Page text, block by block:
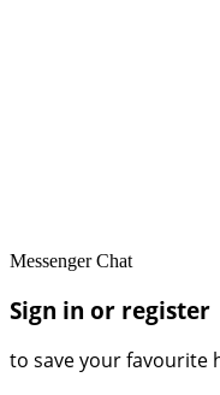
Messenger Chat
Sign in or register
to save your favourite